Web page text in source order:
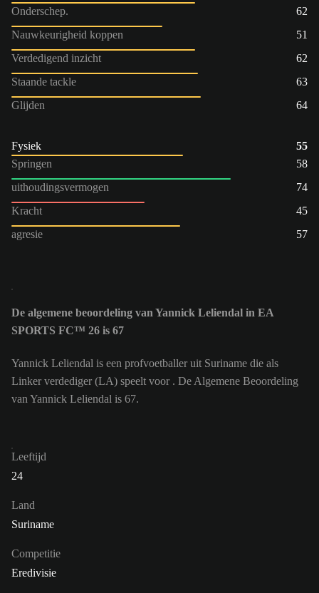
Onderschep.
62
Nauwkeurigheid koppen
51
Verdedigend inzicht
62
Staande tackle
63
Glijden
64
Fysiek
55
Springen
58
uithoudingsvermogen
74
Kracht
45
agresie
57
De algemene beoordeling van Yannick Leliendal in EA
SPORTS FC™ 26 is 67
Yannick Leliendal is een profvoetballer uit Suriname die als
Linker verdediger (LA) speelt voor . De Algemene Beoordeling
van Yannick Leliendal is 67.
Leeftijd
24
Land
Suriname
Competitie
Eredivisie